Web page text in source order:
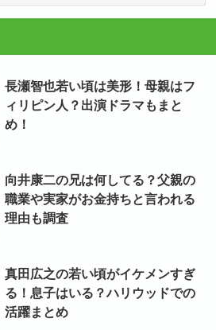
長瀬智也若い頃は美形！母親はフ
ィリピン人？出演ドラマもまと
め！
向井康二の兄は何してる？父親の
職業や実家がお金持ちと言われる
理由も調査
真田広之の若い頃がイケメンすぎ
る！息子はいる？ハリウッドでの
活躍まとめ